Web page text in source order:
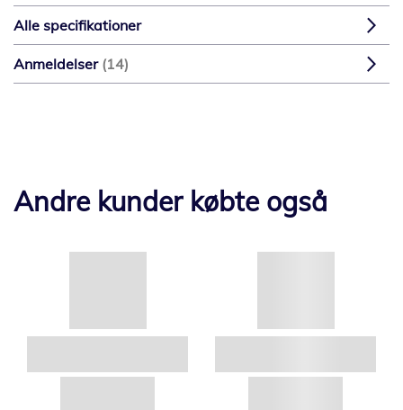
Alle specifikationer
Anmeldelser 14
Andre kunder købte også